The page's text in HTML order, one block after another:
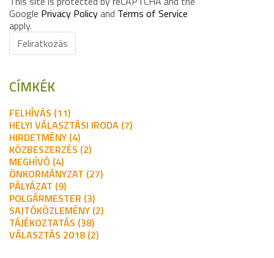
Google Privacy Policyand Terms of Service
apply.
Feliratkozás
CÍMKÉK
FELHÍVÁS (11)
HELYI VÁLASZTÁSI IRODA (7)
HIRDETMÉNY (4)
KÖZBESZERZÉS (2)
MEGHÍVÓ (4)
ÖNKORMÁNYZAT (27)
PÁLYÁZAT (9)
POLGÁRMESTER (3)
SAJTÓKÖZLEMÉNY (2)
TÁJÉKOZTATÁS (38)
VÁLASZTÁS 2018 (2)